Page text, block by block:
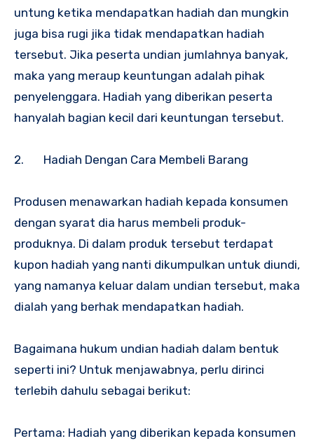
untung ketika mendapatkan hadiah dan mungkin
juga bisa rugi jika tidak mendapatkan hadiah
tersebut. Jika peserta undian jumlahnya banyak,
maka yang meraup keuntungan adalah pihak
penyelenggara. Hadiah yang diberikan peserta
hanyalah bagian kecil dari keuntungan tersebut.
2. Hadiah Dengan Cara Membeli Barang
Produsen menawarkan hadiah kepada konsumen
dengan syarat dia harus membeli produk-
produknya. Di dalam produk tersebut terdapat
kupon hadiah yang nanti dikumpulkan untuk diundi,
yang namanya keluar dalam undian tersebut, maka
dialah yang berhak mendapatkan hadiah.
Bagaimana hukum undian hadiah dalam bentuk
seperti ini? Untuk menjawabnya, perlu dirinci
terlebih dahulu sebagai berikut:
Pertama: Hadiah yang diberikan kepada konsumen